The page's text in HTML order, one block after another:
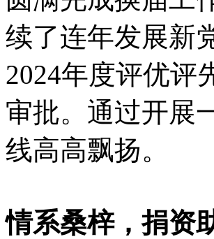
续了连年发展新
2024年度评优评
审批。通过开展
线高高飘扬。
情系桑梓，捐资